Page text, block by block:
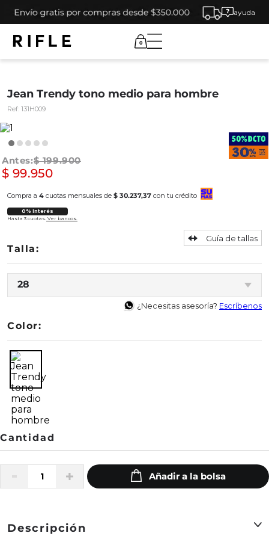
ayuda
0
Jean Trendy tono medio para hombre
Ref: 131H009
$ 199.900
$ 99.950
Compra a 4 cuotas mensuales de $ 30.237,37 con tu crédito
0% Interés
Hasta 3 cuotas. Ver bancos.
28
Guía de tallas
¿Necesitas asesoría? Escríbenos
Color:
Descripción